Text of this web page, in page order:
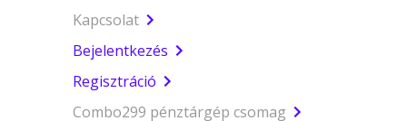
Kapcsolat
Bejelentkezés
Regisztráció
Combo299 pénztárgép csomag